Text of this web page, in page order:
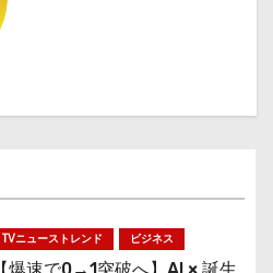
TVニューストレンド ビジネス
【爆速で0→1突破へ】AI × 誕生